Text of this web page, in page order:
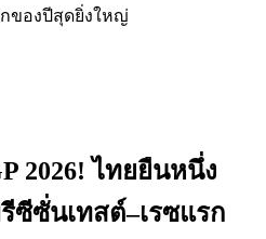
ของปีสุดยิ่งใหญ่
2026! ไทยยืนหนึ่ง
ซีซั่นเทสต์–เรซแรก